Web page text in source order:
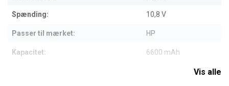
Spænding: 10,8 V
Passer til mærket: HP
Kapacitet: 6600 mAh
Vis alle